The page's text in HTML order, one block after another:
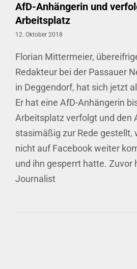
AfD-Anhängerin und
Arbeitsplatz
12. Oktober 2018
Florian Mittermeier,
Redakteur bei der Passauer
in Deggendorf, hat sich jetzt
Er hat eine AfD-Anhängerin
Arbeitsplatz verfolgt und den
stasimäßig zur Rede gestellt,
nicht auf Facebook weiter
und ihn gesperrt hatte. Zuvor
Journalist